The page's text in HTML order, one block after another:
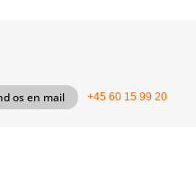
os en mail +45 60 15 99 20